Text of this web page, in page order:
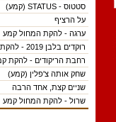
סטטוס - STATUS (קמע)
על הרציף
ערגה - להקת המחול קמע
רוקדים בלבן 2019 - להקת קמע
רחבת הריקודים - להקת
שחק אותה צ'פלין (קמע)
שניים קצת, אחד הרבה
שרול - להקת המחול קמע